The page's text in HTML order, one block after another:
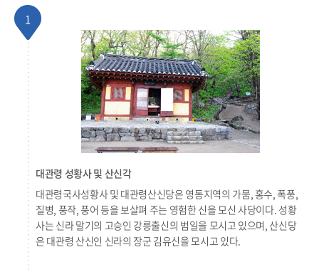
1
대관령 성황사 및 산신각
대관령국사성황사 및 대관령산신당은 영동지역의 가뭄, 홍수, 폭풍,
질병, 풍작, 풍어 등을 보살펴 주는 영험한 신을 모신 사당이다. 성황
사는 신라 말기의 고승인 강릉출신의 범일을 모시고 있으며, 산신당
은 대관령 산신인 신라의 장군 김유신을 모시고 있다.